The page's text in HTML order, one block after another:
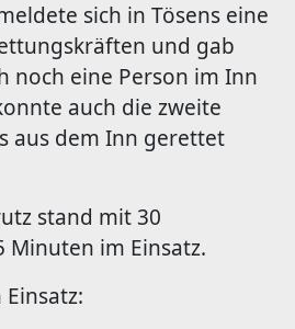
sich in Tösens eine
und gab
noch eine Person im Inn
auch die zweite
aus dem Inn gerettet
stand mit 30
Minuten im Einsatz.